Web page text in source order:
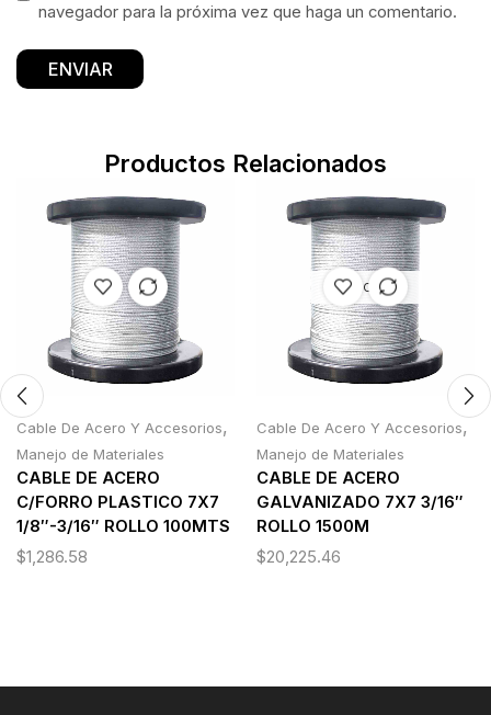
navegador para la próxima vez que haga un comentario.
Productos Relacionados
Cable De Acero Y Accesorios,
Manejo de Materiales
CABLE DE ACERO
C/FORRO PLASTICO 7X7
1/8″-3/16″ ROLLO 100MTS
$1,286.58
AGOTADO
Cable De Acero Y Accesorios,
Manejo de Materiales
CABLE DE ACERO
GALVANIZADO 7X7 3/16″
ROLLO 1500M
$20,225.46